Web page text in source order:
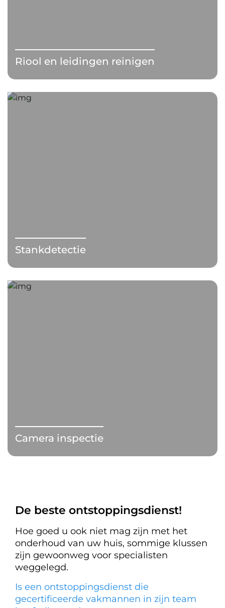
Riool en leidingen reinigen
Stankdetectie
Camera inspectie
De beste ontstoppingsdienst!
Hoe goed u ook niet mag zijn met het
onderhoud van uw huis, sommige klussen
zijn gewoonweg voor specialisten
weggelegd.
Is een ontstoppingsdienst die
gecertificeerde vakmannen in zijn team